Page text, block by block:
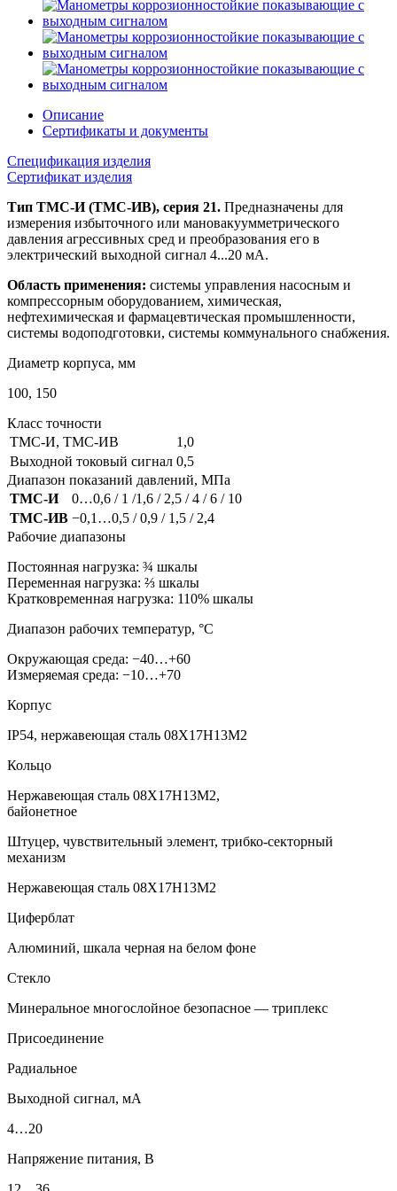
Описание
Сертификаты и документы
Спецификация изделия
Сертификат изделия
Тип ТМС-И (ТМС-ИВ), серия 21. Предназначены для
измерения избыточного или мановакуумметрического
давления агрессивных сред и преобразования его в
электрический выходной сигнал 4...20 мА.
Область применения: системы управления насосным и
компрессорным оборудованием, химическая,
нефтехимическая и фармацевтическая промышленности,
системы водоподготовки, системы коммунального снабжения.
Диаметр корпуса, мм
100, 150
Класс точности
ТМС-И, ТМС-ИВ
1,0
Выходной токовый сигнал 0,5
Диапазон показаний давлений, МПа
ТМС-И
0…0,6 / 1 /1,6 / 2,5 / 4 / 6 / 10
ТМС-ИВ −0,1…0,5 / 0,9 / 1,5 / 2,4
Рабочие диапазоны
Постоянная нагрузка: ¾ шкалы
Переменная нагрузка: ⅔ шкалы
Кратковременная нагрузка: 110% шкалы
Диапазон рабочих температур, °C
Окружающая среда: −40…+60
Измеряемая среда: −10…+70
Корпус
IP54, нержавеющая сталь 08Х17Н13М2
Кольцо
Нержавеющая сталь 08Х17Н13М2,
байонетное
Штуцер, чувствительный элемент, трибко-секторный
механизм
Нержавеющая сталь 08Х17Н13М2
Циферблат
Алюминий, шкала черная на белом фоне
Стекло
Минеральное многослойное безопасное — триплекс
Присоединение
Радиальное
Выходной сигнал, мА
4…20
Напряжение питания, В